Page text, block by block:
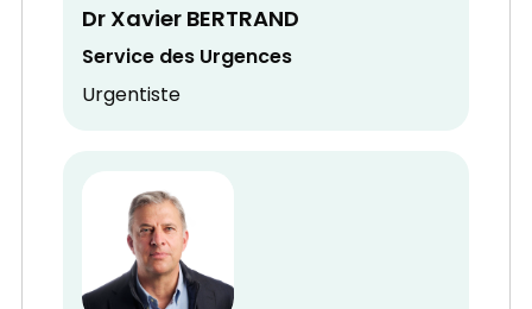
Dr Xavier BERTRAND
Service des Urgences
Urgentiste